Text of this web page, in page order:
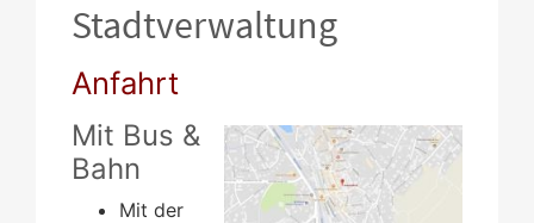
Stadtverwaltung
Anfahrt
Mit Bus &
Bahn
Mit der